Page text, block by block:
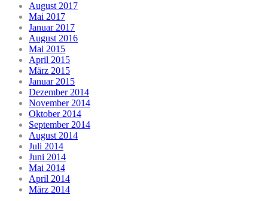
August 2017
Mai 2017
Januar 2017
August 2016
Mai 2015
April 2015
März 2015
Januar 2015
Dezember 2014
November 2014
Oktober 2014
September 2014
August 2014
Juli 2014
Juni 2014
Mai 2014
April 2014
März 2014